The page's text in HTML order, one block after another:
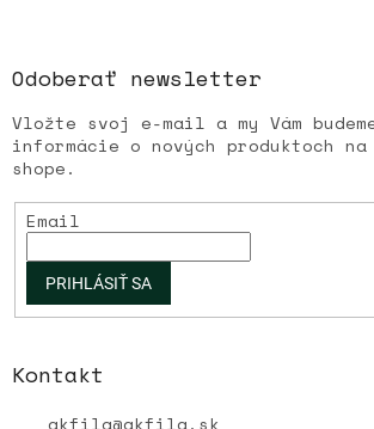
Odoberať newsletter
Vložte svoj e-mail a my Vám
informácie o nových produktoch na
shope.
Email
PRIHLÁSIŤ SA
Kontakt
akfila@akfila.sk